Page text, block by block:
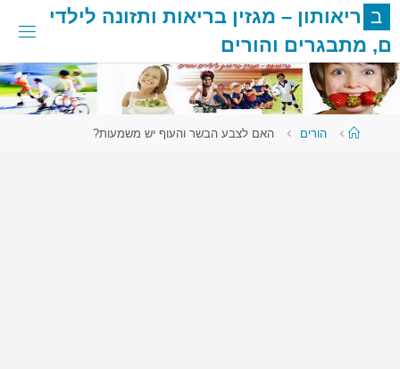
דלגו
לתוכן
ב ריאותון – מגזין בריאות ותזונה לילדי
ם, מתבגרים והורים
עמודהורים האם לצבע הבשר והעוף יש משמעות?